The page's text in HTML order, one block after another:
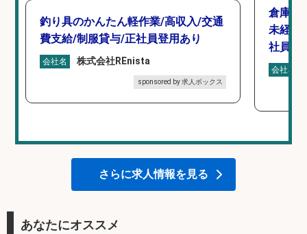
釣り具のかんたん軽作業/高収入/交通
費支給/制服貸与/正社員登用あり
会社名 株式会社REnista
sponsored by 求人ボックス
倉庫で
未経験
社員登
会社名
さらに求人情報を見る
あなたにオススメ